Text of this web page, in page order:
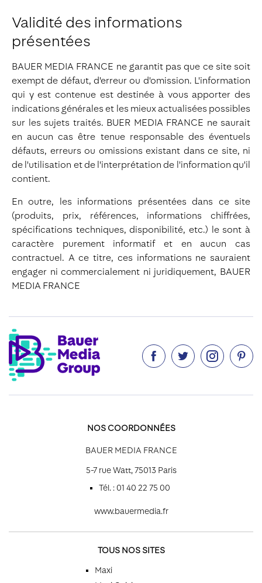
Validité des informations
présentées
BAUER MEDIA FRANCE ne garantit pas que ce site soit
exempt de défaut, d'erreur ou d'omission. L'information
qui y est contenue est destinée à vous apporter des
indications générales et les mieux actualisées possibles
sur les sujets traités. BUER MEDIA FRANCE ne saurait
en aucun cas être tenue responsable des éventuels
défauts, erreurs ou omissions existant dans ce site, ni
de l'utilisation et de l'interprétation de l'information qu'il
contient.
En outre, les informations présentées dans ce site
(produits, prix, références, informations chiffrées,
spécifications techniques, disponibilité, etc.) le sont à
caractère purement informatif et en aucun cas
contractuel. A ce titre, ces informations ne sauraient
engager ni commercialement ni juridiquement, BAUER
MEDIA FRANCE
   
NOS COORDONNÉES
BAUER MEDIA FRANCE
5-7 rue Watt, 75013 Paris
Tél. : 01 40 22 75 00
www.bauermedia.fr
TOUS NOS SITES
Maxi